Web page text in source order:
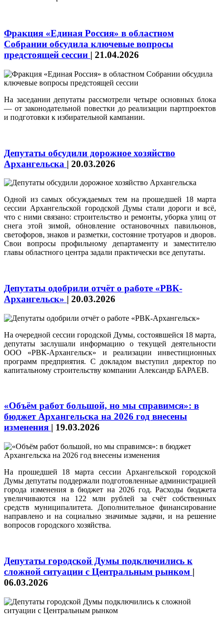
Фракция «Единая Россия» в областном
Собрании обсудила ключевые вопросы
предстоящей сессии | 21.04.2026
На заседании депутаты рассмотрели четыре основных блока
— от законодательной повестки до реализации партпроектов
и подготовки к избирательной кампании.
Депутаты обсудили дорожное хозяйство
Архангельска | 20.03.2026
Одной из самых обсуждаемых тем на прошедшей 18 марта
сессии Архангельской городской Думы стали дороги и всё,
что с ними связано: строительство и ремонты, уборка улиц от
снега этой зимой, обновление остановочных павильонов,
светофоров, знаков и разметки, состояние тротуаров и дворов.
Свои вопросы профильному департаменту и заместителю
главы областного центра задали практически все депутаты.
Депутаты одобрили отчёт о работе «РВК-
Архангельск» | 20.03.2026
На очередной сессии городской Думы, состоявшейся 18 марта,
депутаты заслушали информацию о текущей деятельности
ООО «РВК-Архангельск» и реализации инвестиционных
программ предприятия. С докладом выступил директор по
капитальному строительству компании Александр БАРАЕВ.
«Объём работ большой, но мы справимся»: в
бюджет Архангельска на 2026 год внесены
изменения | 19.03.2026
На прошедшей 18 марта сессии Архангельской городской
Думы депутаты поддержали подготовленные администрацией
города изменения в бюджет на 2026 год. Расходы бюджета
увеличиваются на 122 млн рублей за счёт собственных
средств муниципалитета. Дополнительное финансирование
направлено и на социально значимые задачи, и на решение
вопросов городского хозяйства.
Депутаты городской Думы подключились к
сложной ситуации с Центральным рынком |
06.03.2026